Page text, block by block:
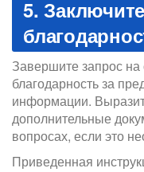
5.
Завершите запрос
благодарность за
информации.
дополнительные
вопросах, если это
Приведенная